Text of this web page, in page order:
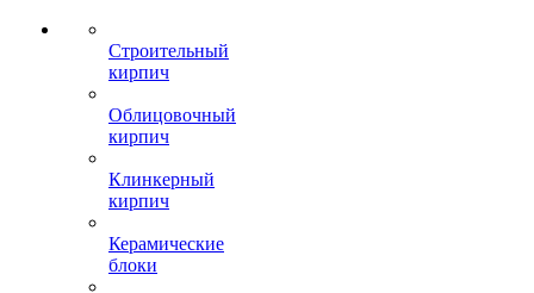
Строительный
кирпич
Облицовочный
кирпич
Клинкерный
кирпич
Керамические
блоки